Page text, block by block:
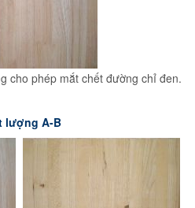
cho phép mắt chết đường chỉ đen.
lượng A-B